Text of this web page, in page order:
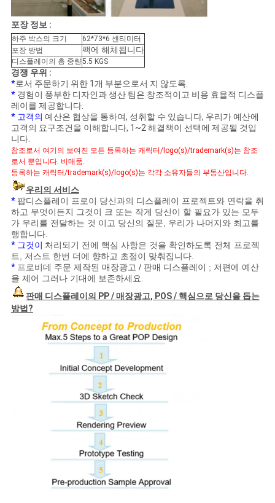
맵
PRIVACY
POLICY
포장 정보 :
하주 박스의 크기
62*73*6 센티미터
포장 방법
팩에 해체됩니다
디스플레이의 총 중량5.5 KGS
경쟁 우위 :
*로서 주문하기 위한 1개 부분으로서 지 않도록.
*경험이 풍부한 디자인과 생산 팀은 창조적이고 비용 효율적 디스플
레이를 제공합니다.
* 고객의 예산은 협상을 통하여, 성취할 수 있습니다, 우리가 예산에
고객의 요구조건을 이해합니다, 1~2 해결책이 선택에 제공될 것입
니다.
참조로서 여기의 보여진 모든 등록하는 캐릭터/logo(s)/trademark(s)는 참조
로서 뿐입니다. 비매품.
등록하는 캐릭터/trademark(s)/logo(s)는 각각 소유자들의 부동산입니다.
우리의 서비스
* 팝디스플레이 프로이 당신과의 디스플레이 프로젝트와 연락을 취
하고 무엇이든지 그것이 크 또는 작게 당신이 할 필요가 있는 모두
가 우리를 전달하는 것 이고 당신의 질문, 우리가 나머지와 최고를
행합니다.
* 그것이 처리되기 전에 핵심 사항은 것을 확인하도록 전체 프로젝
트, 저스트 한번 더에 향하고 초점이 맞춰집니다.
* 프로비데 주문 제작된 매장광고 / 판매 디스플레이 ; 저편에 예산
을 제어 그러나 기대에 보존하세요.
판매 디스플레이의 PP / 매장광고, POS / 핵심으로 당신을 돕는
방법?